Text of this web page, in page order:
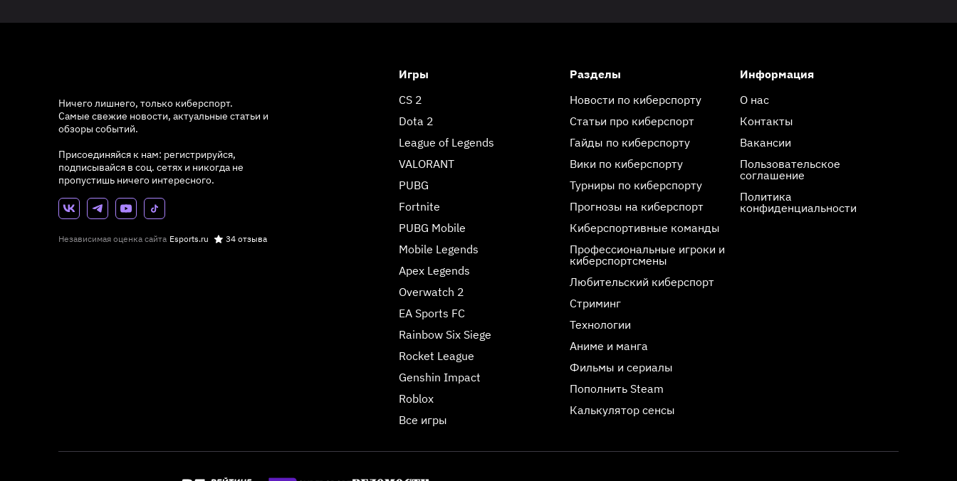
Ничего лишнего, только киберспорт.
Самые свежие новости, актуальные статьи и
обзоры событий.
Присоединяйся к нам: регистрируйся,
подписывайся в соц. сетях и никогда не
пропустишь ничего интересного.
Независимая оценка сайта Esports.ru 34 отзыва
Игры
CS 2
Dota 2
League of Legends
VALORANT
PUBG
Fortnite
PUBG Mobile
Mobile Legends
Apex Legends
Overwatch 2
EA Sports FC
Rainbow Six Siege
Rocket League
Genshin Impact
Roblox
Все игры
Разделы
Новости по киберспорту
Статьи про киберспорт
Гайды по киберспорту
Вики по киберспорту
Турниры по киберспорту
Прогнозы на киберспорт
Киберспортивные команды
Профессиональные игроки и
киберспортсмены
Любительский киберспорт
Стриминг
Технологии
Аниме и манга
Фильмы и сериалы
Пополнить Steam
Калькулятор сенсы
Информация
О нас
Контакты
Вакансии
Пользовательское
соглашение
Политика
конфиденциальности